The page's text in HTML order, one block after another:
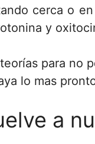
cerca o
y
para no
lo mas
a